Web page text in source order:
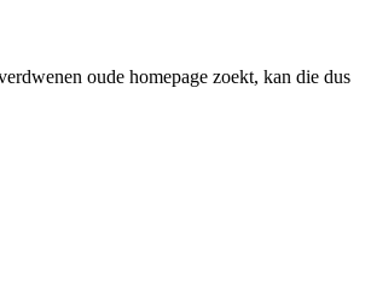
oude homepage zoekt, kan die dus